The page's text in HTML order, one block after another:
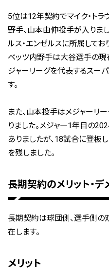
5位は12年契約でマイク・トラ
野手、山本由伸投手が入りま
ルス・エンゼルスに所属してお
ベッツ内野手は大谷選手の現
ジャーリーグを代表するスー
す。
また、山本投手はメジャーリ
りました。メジャー1年目の
ありましたが、18試合に登板
を残しました。
長期契約のメリット・デ
長期契約は球団側、選手側の
在します。
メリット